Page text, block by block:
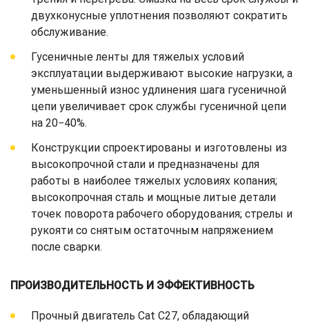
двухконусные уплотнения позволяют сократить
обслуживание.
Гусеничные ленты для тяжелых условий
эксплуатации выдерживают высокие нагрузки, а
уменьшенный износ удлинения шага гусеничной
цепи увеличивает срок службы гусеничной цепи
на 20−40%.
Конструкции спроектированы и изготовлены из
высокопрочной стали и предназначены для
работы в наиболее тяжелых условиях копания;
высокопрочная сталь и мощные литые детали
точек поворота рабочего оборудования; стрелы и
рукояти со снятым остаточным напряжением
после сварки.
ПРОИЗВОДИТЕЛЬНОСТЬ И ЭФФЕКТИВНОСТЬ
Прочный двигатель Cat C27, обладающий